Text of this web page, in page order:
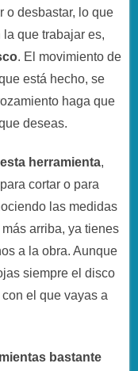
o desbastar, lo que
que trabajar es,
. El movimiento de
está hecho, se
haga que
deseas.
herramienta,
cortar o para
las medidas
arriba, ya tienes
a la obra. Aunque
siempre el disco
el que vayas a
bastante